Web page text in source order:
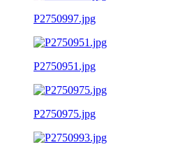
P2750997.jpg
P2750951.jpg
P2750975.jpg